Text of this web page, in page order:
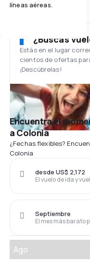
líneas aéreas.
¿Buscas
Estás en el lugar
cientos de ofertas
¡Descúbrelas!
Encuentra el
a Colonia
¿Fechas flexibles?
Colonia
El vuelo de ida y
desde US$ 2,172
El mes más barato
Septiembre
Ago